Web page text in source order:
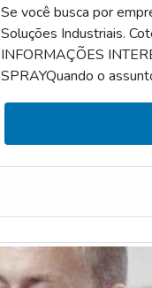
Se você busca por
Soluções Industriais.
INFORMAÇÕES
SPRAYQuando o
identificação e o
serviço pode ser